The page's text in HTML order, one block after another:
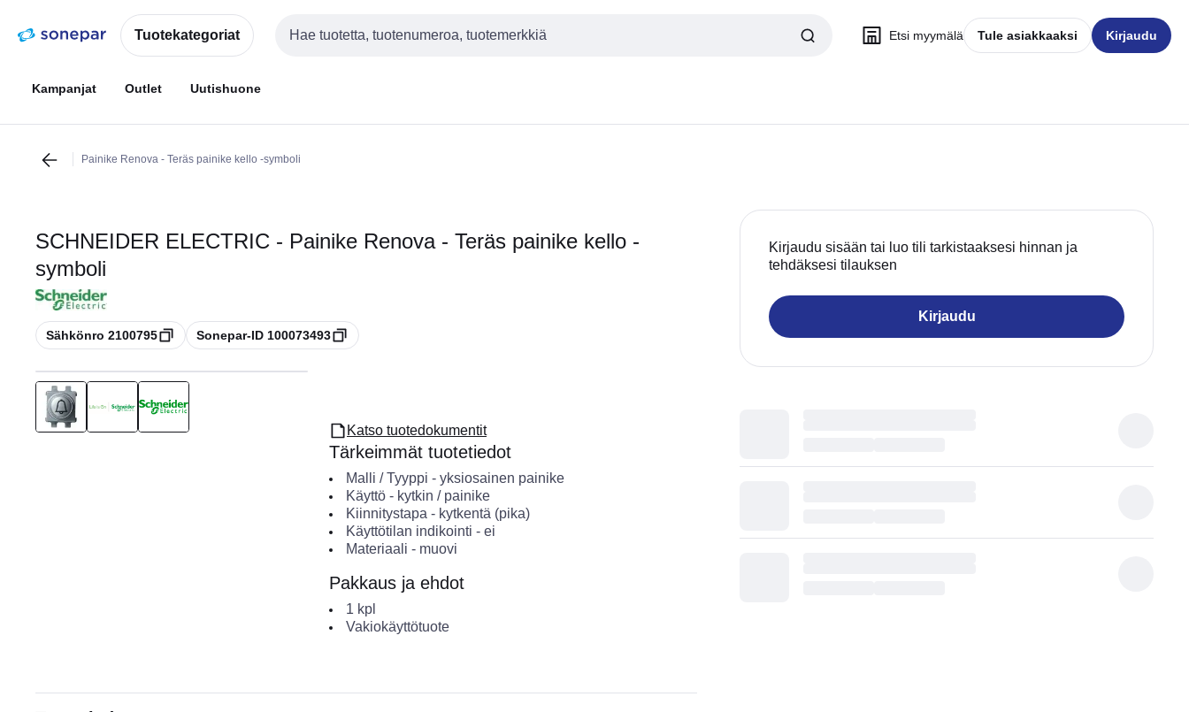
navigointiinsisältöön
Tuotekategoriat
Haku
Etsi myymälä Tule asiakkaaksi Kirjaudu
Kampanjat Outlet Uutishuone
Painike Renova - Teräs painike kello -symboli
SCHNEIDER ELECTRIC - Painike Renova - Teräs painike kello -
symboli
Kopioi
Sähkönro 2100795 Kopioi
Sonepar-ID 100073493
Kirjaudu sisään tai luo tili tarkistaaksesi hinnan ja
tehdäksesi tilauksen
Kirjaudu
Katso tuotedokumentit
Tärkeimmät tuotetiedot
Malli / Tyyppi - yksiosainen painike
Käyttö- kytkin / painike
Kiinnitystapa - kytkentä (pika)
Käyttötilan indikointi - ei
Materiaali - muovi
Pakkaus ja ehdot
1 kpl
Vakiokäyttötuote